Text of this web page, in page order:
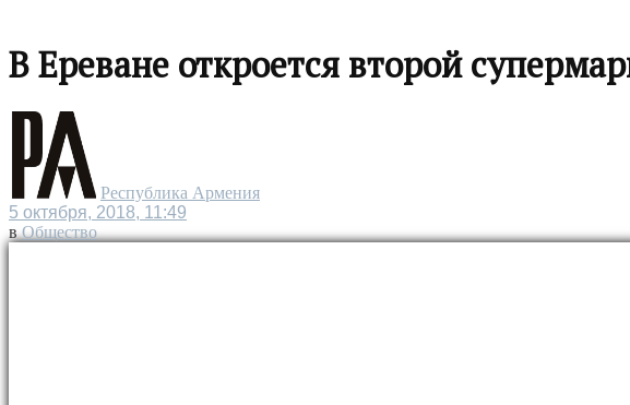
В Ереване откроется второй
Республика Армения
5 октября, 2018, 11:49
в Общество